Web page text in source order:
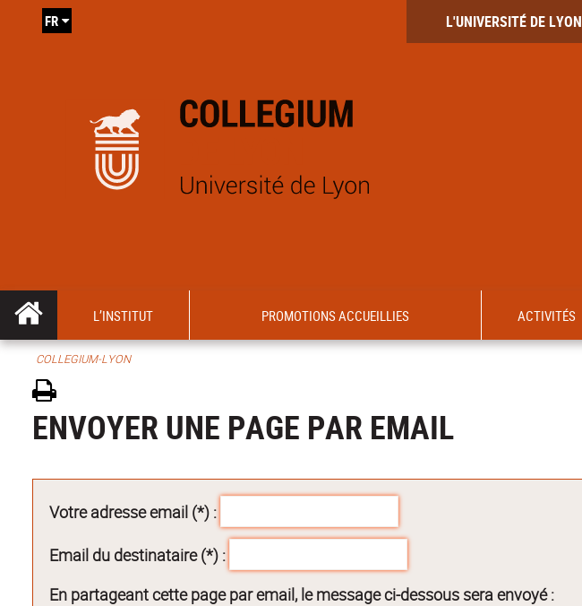
L'UNIVERSITÉ DE LYON
FR
L’INSTITUT PROMOTIONS ACCUEILLIES ACTIVITÉS
COLLEGIUM-LYON
ENVOYER UNE PAGE PAR EMAIL
Votre adresse email (*) :
Email du destinataire (*) :
En partageant cette page par email, le message ci-dessous sera envoyé :